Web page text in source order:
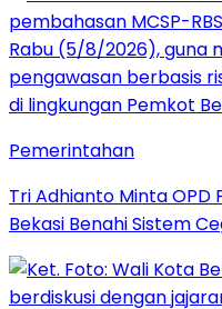
Pemerintahan
Tri Adhianto Minta OPD
Bekasi Benahi Sistem